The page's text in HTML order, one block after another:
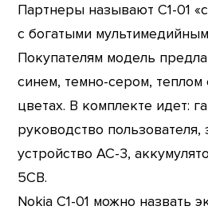
Партнеры называют C1-01
с богатыми
Покупателям модель
синем, темно-сером,
цветах. В комплекте идет:
руководство пользователя,
устройство AC-3,
5CB.
Nokia C1-01 можно назвать